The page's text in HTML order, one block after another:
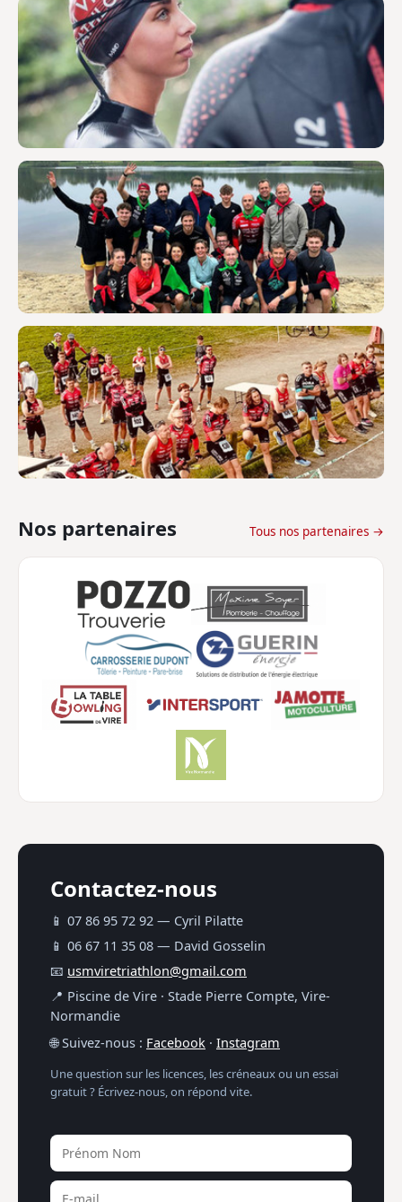
Nos partenaires Tous nos partenaires →
Contactez-nous
📱 07 86 95 72 92 — Cyril Pilatte
📱 06 67 11 35 08 — David Gosselin
📧 usmviretriathlon@gmail.com
📍 Piscine de Vire · Stade Pierre Compte, Vire-
Normandie
🌐 Suivez-nous : Facebook · Instagram
Une question sur les licences, les créneaux ou un essai
gratuit ? Écrivez-nous, on répond vite.